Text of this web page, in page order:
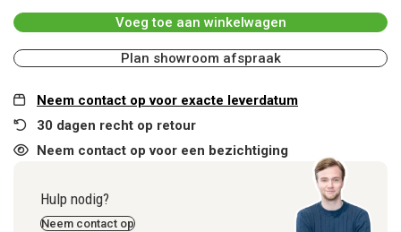
Voeg toe aan winkelwagen
Plan showroom afspraak
Neem contact op voor exacte leverdatum
30 dagen recht op retour
Neem contact op voor een bezichtiging
Hulp nodig?
Neem contact op